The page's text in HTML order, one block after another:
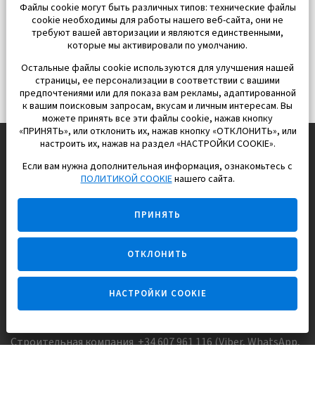
EUROPISOL 2002 S.L.
Строим и продаем дома
для счастливой жизни в Испании
Задайте вопрос
Строительная компания +34 607 961 116 (Viber, WhatsApp,
Файлы cookie могут быть различных типов: технические файлы
cookie необходимы для работы нашего веб-сайта, они не
требуют вашей авторизации и являются единственными,
которые мы активировали по умолчанию.
Остальные файлы cookie используются для улучшения нашей
страницы, ее персонализации в соответствии с вашими
предпочтениями или для показа вам рекламы, адаптированной
к вашим поисковым запросам, вкусам и личным интересам. Вы
можете принять все эти файлы cookie, нажав кнопку
«ПРИНЯТЬ», или отклонить их, нажав кнопку «ОТКЛОНИТЬ», или
настроить их, нажав на раздел «НАСТРОЙКИ COOKIE».
Если вам нужна дополнительная информация, ознакомьтесь с
ПОЛИТИКОЙ COOKIEнашего сайта.
ПРИНЯТЬ
ОТКЛОНИТЬ
НАСТРОЙКИ COOKIE